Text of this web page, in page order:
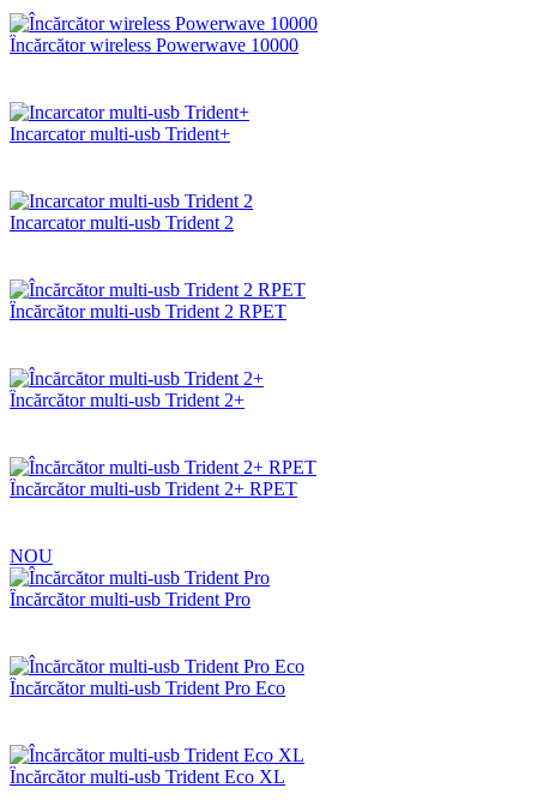
Încărcător wireless Powerwave 10000
Incarcator multi-usb Trident+
Incarcator multi-usb Trident 2
Încărcător multi-usb Trident 2 RPET
Încărcător multi-usb Trident 2+
Încărcător multi-usb Trident 2+ RPET
NOU
Încărcător multi-usb Trident Pro
Încărcător multi-usb Trident Pro Eco
Încărcător multi-usb Trident Eco XL